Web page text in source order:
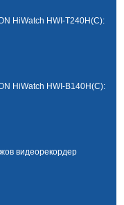
HiWatch HWI-T240H(C):
HiWatch HWI-B140H(C):
видеорекордер